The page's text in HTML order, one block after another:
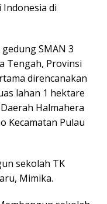
di
SMAN 3
Tengah, Provinsi
direncanakan
lahan 1 hektare
Halmahera
Kecamatan Pulau
sekolah TK
Mimika.